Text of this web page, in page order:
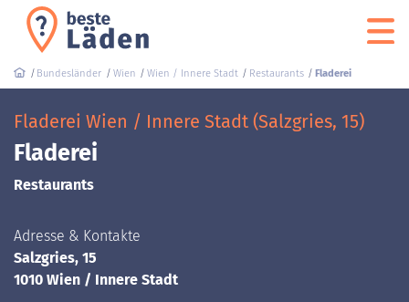
Bundesländer Wien Wien / Innere Stadt Restaurants Fladerei
Fladerei Wien / Innere Stadt (Salzgries, 15)
Fladerei
Restaurants
Adresse & Kontakte
Salzgries, 15
1010 Wien / Innere Stadt